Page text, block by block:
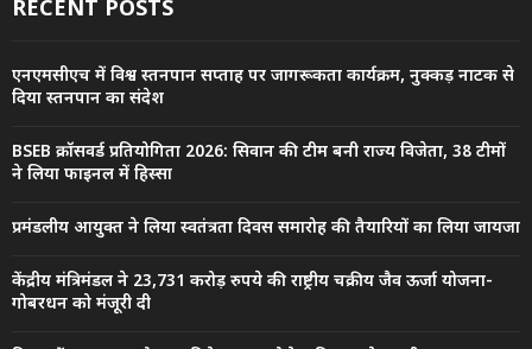
RECENT POSTS
एनएमसीएच में विश्व स्तनपान सप्ताह पर जागरूकता कार्यक्रम, नुक्कड़ नाटक से
दिया स्तनपान का संदेश
BSEB क्रॉसवर्ड प्रतियोगिता 2026: सिवान की टीम बनी राज्य विजेता, 38 टीमों
ने लिया फाइनल में हिस्सा
प्रमंडलीय आयुक्त ने लिया स्वतंत्रता दिवस समारोह की तैयारियों का लिया जायजा
केंद्रीय मंत्रिमंडल ने 23,731 करोड़ रुपये की राष्ट्रीय चक्रीय जैव ऊर्जा योजना-
गोबरधन को मंजूरी दी